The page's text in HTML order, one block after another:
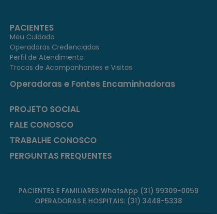
PACIENTES
Meu Cuidado
Operadoras Credenciadas
Perfil de Atendimento
Trocas de Acompanhantes e Visitas
Operadoras e Fontes Encaminhadoras
PROJETO SOCIAL
FALE CONOSCO
TRABALHE CONOSCO
PERGUNTAS FREQUENTES
PACIENTES E FAMILIARES WhatsApp (31) 99309-0059
OPERADORAS E HOSPITAIS: (31) 3448-5338